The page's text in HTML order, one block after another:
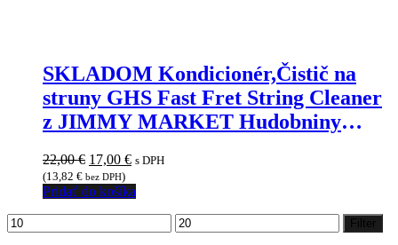
SKLADOM Kondicionér,Čistič na
struny GHS Fast Fret String Cleaner
z JIMMY MARKET Hudobniny
22,00€ Pôvodná
cena
bola:
17,00 €Aktuálna
je:
s DPH
(13,82 € bez DPH)
Pridať do košíka
Minimálna
cena
Maximálna
cena
Filter